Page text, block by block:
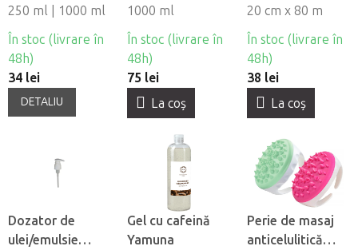
- Portocala-
Scortisoara
250 ml | 1000 ml
În stoc (livrare în
48h)
34 lei
DETALIU
Beauty Spa -
Sport
1000 ml
În stoc (livrare în
48h)
75 lei
La coş
pentru
împachetări
20 cm x 80 m
În stoc (livrare în
48h)
38 lei
La coş
Dozator de
ulei/emulsie
Gel cu cafeină
Yamuna
Perie de masaj
anticelulitică